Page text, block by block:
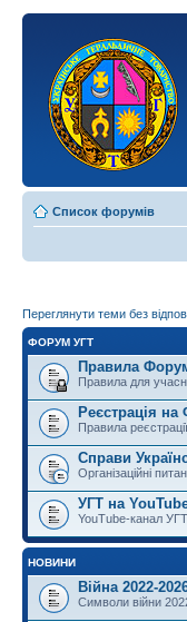
Список форумів
Переглянути теми без
ФОРУМ УГТ
Правила
Правила для
Реєстрація на
Правила
Справи
Організаційні
УГТ на
YouTube-канал
НОВИНИ
Війна 2022-
Символи війни